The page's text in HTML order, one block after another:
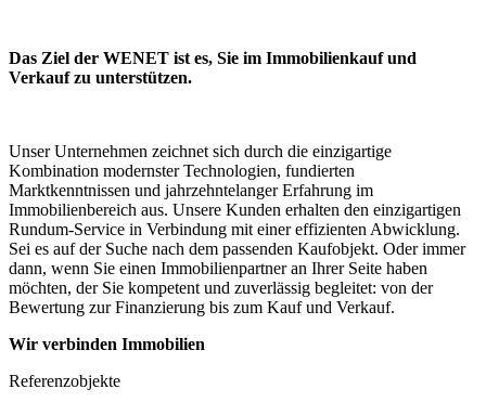
Das Ziel der WENET ist es, Sie im Immobilienkauf und
Verkauf zu unterstützen.
Unser Unternehmen zeichnet sich durch die einzigartige
Kombination modernster Technologien, fundierten
Marktkenntnissen und jahrzehntelanger Erfahrung im
Immobilienbereich aus. Unsere Kunden erhalten den einzigartigen
Rundum-Service in Verbindung mit einer effizienten Abwicklung.
Sei es auf der Suche nach dem passenden Kaufobjekt. Oder immer
dann, wenn Sie einen Immobilienpartner an Ihrer Seite haben
möchten, der Sie kompetent und zuverlässig begleitet: von der
Bewertung zur Finanzierung bis zum Kauf und Verkauf.
Wir verbinden Immobilien
Referenzobjekte